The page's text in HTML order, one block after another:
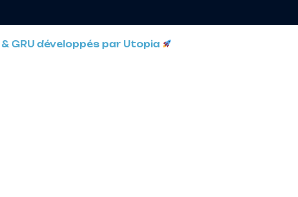
GRU développés par Utopia